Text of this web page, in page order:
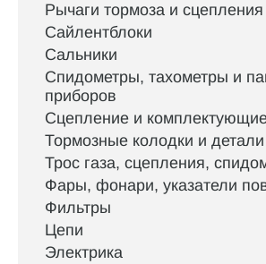
Рычаги тормоза и сцепления
Сайлентблоки
Сальники
Спидометры, тахометры и
приборов
Сцепление и
Тормозные колодки и
Трос газа, сцепления,
Фары, фонари, указатели
Фильтры
Цепи
Электрика